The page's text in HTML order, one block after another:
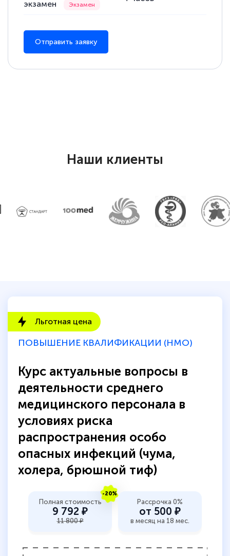
экзамен
Отправить заявку
Наши клиенты
Льготная цена
ПОВЫШЕНИЕ КВАЛИФИКАЦИИ (НМО)
Курс актуальные вопросы в
деятельности среднего
медицинского персонала в
условиях риска
распространения особо
опасных инфекций (чума,
холера, брюшной тиф)
-20%
Полная стоимость
9 792 ₽
11 800 ₽
Рассрочка 0%
от 500 ₽
в месяц на 18 мес.